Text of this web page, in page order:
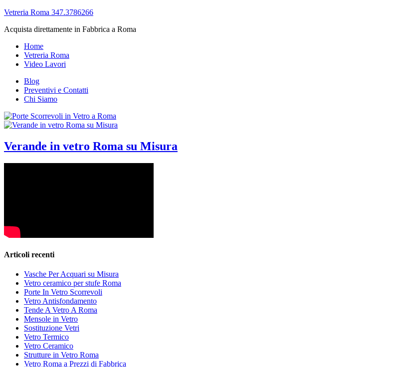
Vetreria Roma 347.3786266
Acquista direttamente in Fabbrica a Roma
Home
Vetreria Roma
Video Lavori
Blog
Preventivi e Contatti
Chi Siamo
Verande in vetro Roma su Misura
Articoli recenti
Vasche Per Acquari su Misura
Vetro ceramico per stufe Roma
Porte In Vetro Scorrevoli
Vetro Antisfondamento
Tende A Vetro A Roma
Mensole in Vetro
Sostituzione Vetri
Vetro Termico
Vetro Ceramico
Strutture in Vetro Roma
Vetro Roma a Prezzi di Fabbrica